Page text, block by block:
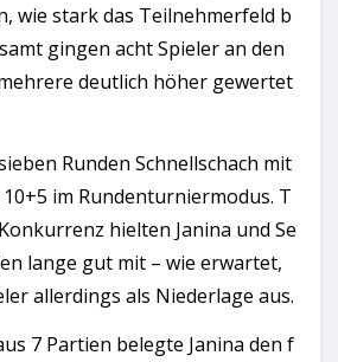
wie stark das Teilnehmerfeld b
gingen acht Spieler an den
deutlich höher gewertet
Runden Schnellschach mit
im Rundenturniermodus. T
hielten Janina und Se
lange gut mit – wie erwartet,
allerdings als Niederlage aus.
7 Partien belegte Janina den f